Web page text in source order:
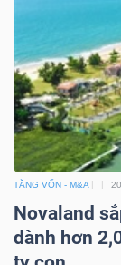
TĂNG VỐN - M&A
Novaland
dành hơn